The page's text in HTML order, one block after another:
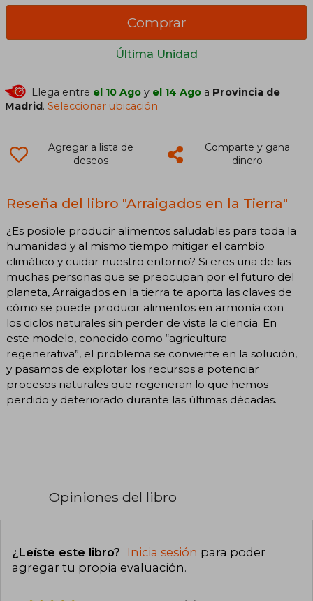
Última Unidad
Comprar
Llega entre el 10 Ago y el 14 Ago a Provincia de
Madrid.Seleccionar ubicación
Agregar a lista de
deseos
Comparte y gana
dinero
Reseña del libro "Arraigados en la Tierra"
¿Es posible producir alimentos saludables para toda la
humanidad y al mismo tiempo mitigar el cambio
climático y cuidar nuestro entorno? Si eres una de las
muchas personas que se preocupan por el futuro del
planeta, Arraigados en la tierra te aporta las claves de
cómo se puede producir alimentos en armonía con
los ciclos naturales sin perder de vista la ciencia. En
este modelo, conocido como “agricultura
regenerativa”, el problema se convierte en la solución,
y pasamos de explotar los recursos a potenciar
procesos naturales que regeneran lo que hemos
perdido y deteriorado durante las últimas décadas.
Opiniones del libro
¿Leíste este libro? Inicia sesión para poder
agregar tu propia evaluación.